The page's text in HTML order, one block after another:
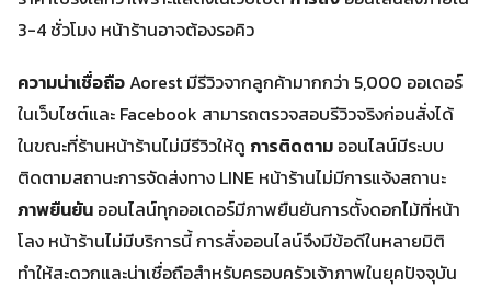
3-4 ชั่วโมง หน้าร้านอาจต้องรอคิว
ความน่าเชื่อถือAorest มีรีวิวจากลูกค้ามากกว่า 5,000 ออเดอร์
ในเว็บไซต์และ Facebook สามารถตรวจสอบรีวิวจริงก่อนสั่งได้
ในขณะที่ร้านหน้าร้านไม่มีรีวิวให้ดู การติดตาม ออนไลน์มีระบบ
ติดตามสถานะการจัดส่งทาง LINE หน้าร้านไม่มีการแจ้งสถานะ
ภาพยืนยัน ออนไลน์ทุกออเดอร์มีภาพยืนยันการตั้งดอกไม้ที่หน้า
โลง หน้าร้านไม่มีบริการนี้ การสั่งออนไลน์จึงมีข้อดีในหลายมิติ
ทำให้สะดวกและน่าเชื่อถือสำหรับครอบครัวเจ้าภาพในยุคปัจจุบัน